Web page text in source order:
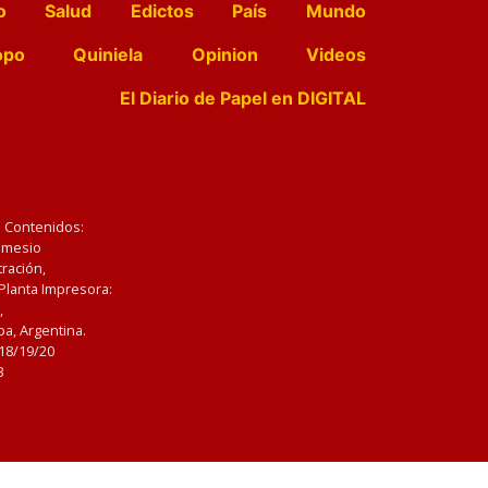
Salud Edictos País
Mundo
Quiniela Opinion
Videos
El Diario de Papel en DIGITAL
Impresora:
Argentina.
19/20